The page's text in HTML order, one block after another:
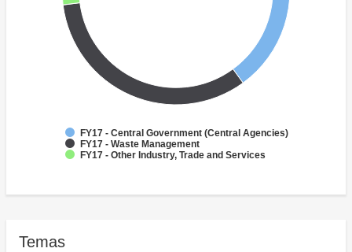
FY17 - Central Government (Central Agencies)
FY17 - Waste Management
FY17 - Other Industry, Trade and Services
Temas